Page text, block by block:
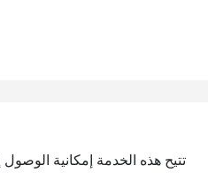
تتيح هذه الخدمة إمكانية